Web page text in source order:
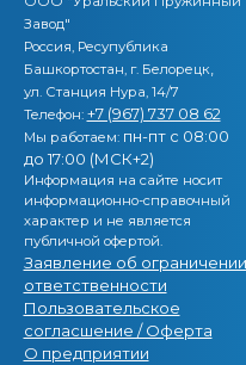
Завод"
Россия, Ресупублика
Башкортостан, г. Белорецк,
ул. Станция Нура, 14/7
Телефон: +7 (967) 737 08 62
Мы работаем: пн-пт с 08:00
до 17:00 (МСК+2)
Информация на сайте носит
информационно-справочный
характер и не является
публичной офертой.
Заявление об ограничении
ответственности
Пользовательское
согласшение / Оферта
О предприятии